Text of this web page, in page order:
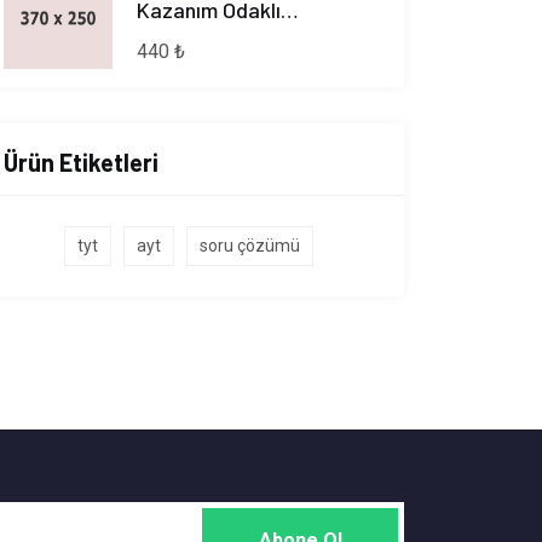
Kazanım Odaklı
440 ₺
Ürün Etiketleri
tyt ayt soru çözümü